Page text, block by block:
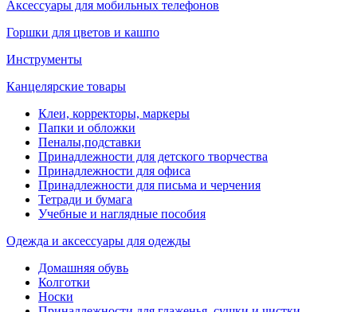
Аксессуары для мобильных телефонов
Горшки для цветов и кашпо
Инструменты
Канцелярские товары
Клеи, корректоры, маркеры
Папки и обложки
Пеналы,подставки
Принадлежности для детского творчества
Принадлежности для офиса
Принадлежности для письма и черчения
Тетради и бумага
Учебные и наглядные пособия
Одежда и аксессуары для одежды
Домашняя обувь
Колготки
Носки